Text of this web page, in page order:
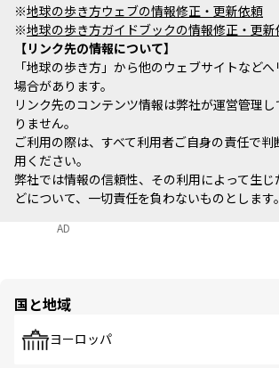
※地球の歩き方ウェブの情報修正・更新依頼
※地球の歩き方ガイドブックの情報修正・更新
リンク先の情報について
「地球の歩き方」から他のウェブサイトなど
場合があります。
リンク先のコンテンツ情報は弊社が運営管理
りません。
ご利用の際は、すべて利用者ご自身の責任で
用ください。
弊社では情報の信頼性、その利用によって生
どについて、一切責任を負わないものとします。
AD
国と地域
ヨーロッパ